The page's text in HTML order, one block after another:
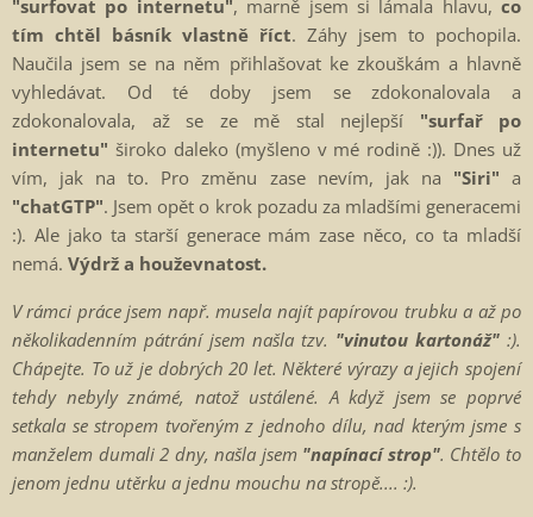
"surfovat po internetu", marně jsem si lámala hlavu, co
tím chtěl básník vlastně říct. Záhy jsem to pochopila.
Naučila jsem se na něm přihlašovat ke zkouškám a hlavně
vyhledávat. Od té doby jsem se zdokonalovala a
zdokonalovala, až se ze mě stal nejlepší "surfař po
internetu" široko daleko (myšleno v mé rodině :)). Dnes už
vím, jak na to. Pro změnu zase nevím, jak na "Siri" a
"chatGTP". Jsem opět o krok pozadu za mladšími generacemi
:). Ale jako ta starší generace mám zase něco, co ta mladší
nemá. Výdrž a houževnatost.
V rámci práce jsem např. musela najít papírovou trubku a až po
několikadenním pátrání jsem našla tzv. "vinutou kartonáž" :).
Chápejte. To už je dobrých 20 let. Některé výrazy a jejich spojení
tehdy nebyly známé, natož ustálené. A když jsem se poprvé
setkala se stropem tvořeným z jednoho dílu, nad kterým jsme s
manželem dumali 2 dny, našla jsem "napínací strop". Chtělo to
jenom jednu utěrku a jednu mouchu na stropě.... :).